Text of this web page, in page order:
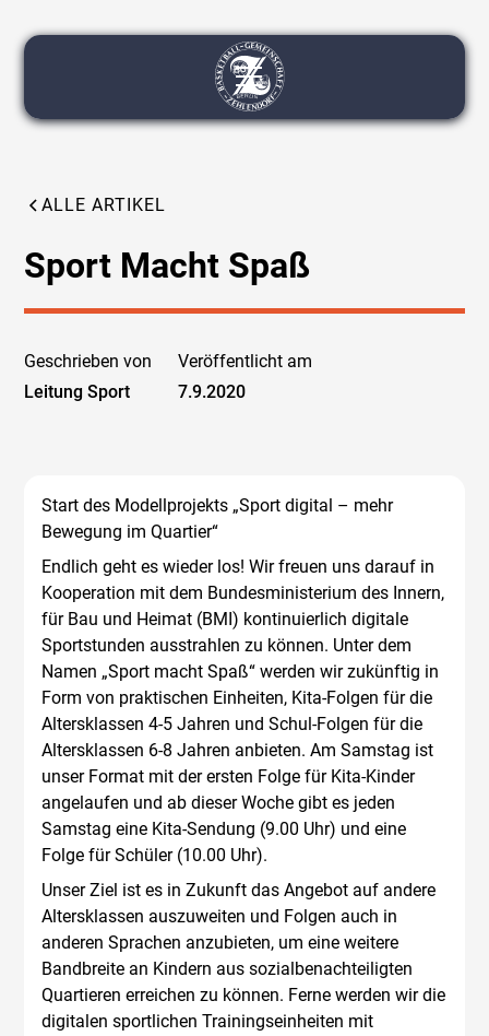
ALLE ARTIKEL
Sport Macht Spaß
Geschrieben von
Leitung Sport
Veröffentlicht am
7.9.2020
Start des Modellprojekts „Sport digital – mehr
Bewegung im Quartier“
Endlich geht es wieder los! Wir freuen uns darauf in
Kooperation mit dem Bundesministerium des Innern,
für Bau und Heimat (BMI) kontinuierlich digitale
Sportstunden ausstrahlen zu können. Unter dem
Namen „Sport macht Spaß“ werden wir zukünftig in
Form von praktischen Einheiten, Kita-Folgen für die
Altersklassen 4-5 Jahren und Schul-Folgen für die
Altersklassen 6-8 Jahren anbieten. Am Samstag ist
unser Format mit der ersten Folge für Kita-Kinder
angelaufen und ab dieser Woche gibt es jeden
Samstag eine Kita-Sendung (9.00 Uhr) und eine
Folge für Schüler (10.00 Uhr).
Unser Ziel ist es in Zukunft das Angebot auf andere
Altersklassen auszuweiten und Folgen auch in
anderen Sprachen anzubieten, um eine weitere
Bandbreite an Kindern aus sozialbenachteiligten
Quartieren erreichen zu können. Ferne werden wir die
digitalen sportlichen Trainingseinheiten mit